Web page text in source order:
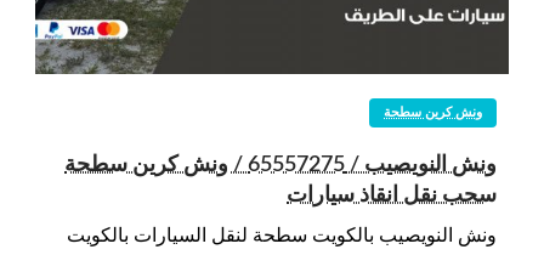
ونش كرين سطحة
ونش النويصيب / 65557275 / ونش كرين سطحة
سحب نقل انقاذ سيارات
ونش النويصيب بالكويت سطحة لنقل السيارات بالكويت